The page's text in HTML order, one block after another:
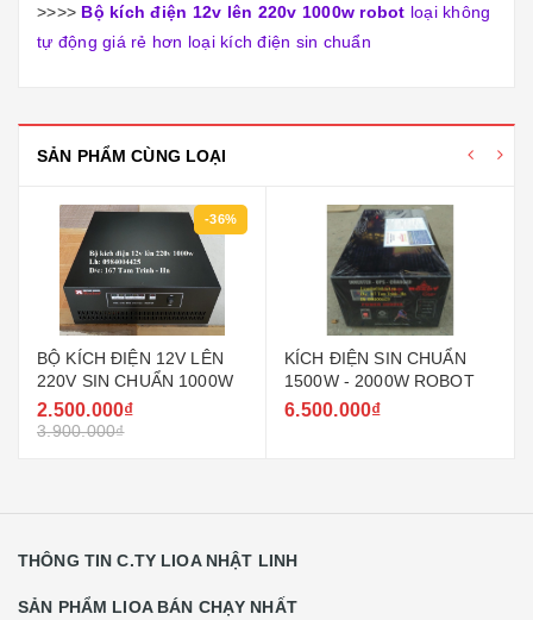
>>>> Bộ kích điện 12v lên 220v 1000w robot loại không
tự động giá rẻ hơn loại kích điện sin chuẩn
SẢN PHẨM CÙNG LOẠI
-36%
BỘ KÍCH ĐIỆN 12V LÊN
220V SIN CHUẨN 1000W
2.500.000₫
3.900.000₫
KÍCH ĐIỆN SIN CHUẨN
1500W - 2000W ROBOT
6.500.000₫
THÔNG TIN C.TY LIOA NHẬT LINH
SẢN PHẨM LIOA BÁN CHẠY NHẤT